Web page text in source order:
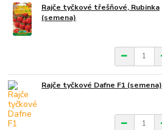
Rajče tyčkové třešňové, Rubinka
(semena)
Rajče tyčkové Dafne F1 (semena)